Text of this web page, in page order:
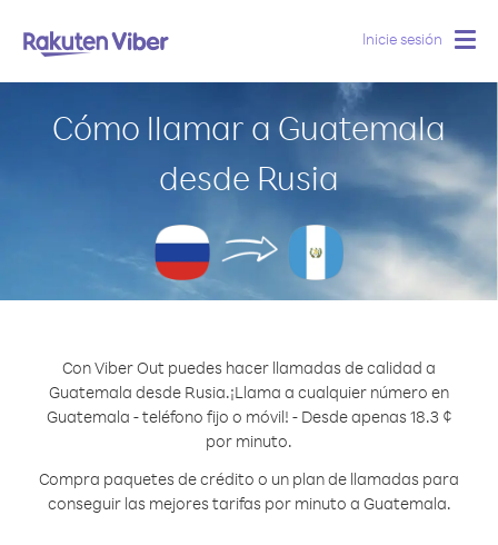
Inicie sesión
Cómo llamar a Guatemala
desde Rusia
Con Viber Out puedes hacer llamadas de calidad a
Guatemala desde Rusia.¡Llama a cualquier número en
Guatemala - teléfono fijo o móvil! - Desde apenas 18.3 ¢
por minuto.
Compra paquetes de crédito o un plan de llamadas para
conseguir las mejores tarifas por minuto a Guatemala.